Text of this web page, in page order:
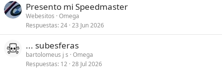
Presento mi Speedmaster
Webesitos Omega
Respuestas 24 23 Jun 2026
... subesferas
bartolomeus j s Omega
Respuestas 12 28 Jul 2026